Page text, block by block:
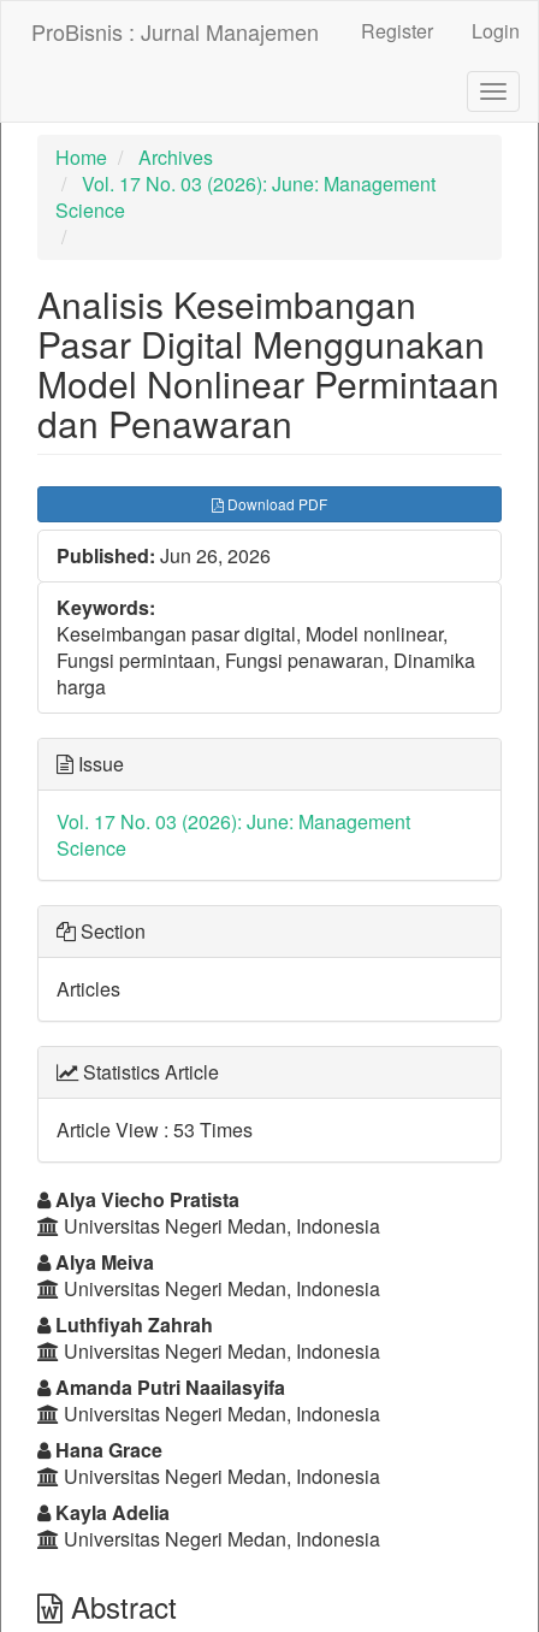
##plugins.themes.bootstrap3.accessible_menu.sidebar##
ProBisnis : Jurnal Manajemen Register Login
Home
Archives
Vol. 17 No. 03 (2026): June: Management
Science
Analisis Keseimbangan
Pasar Digital Menggunakan
Model Nonlinear Permintaan
dan Penawaran
Download PDF
Published: Jun 26, 2026
Keywords:
Keseimbangan pasar digital, Model nonlinear,
Fungsi permintaan, Fungsi penawaran, Dinamika
harga
Issue
Vol. 17 No. 03 (2026): June: Management
Science
Section
Articles
Statistics Article
Article View : 53 Times
Alya Viecho Pratista
Universitas Negeri Medan, Indonesia
Alya Meiva
Universitas Negeri Medan, Indonesia
Luthfiyah Zahrah
Universitas Negeri Medan, Indonesia
Amanda Putri Naailasyifa
Universitas Negeri Medan, Indonesia
Hana Grace
Universitas Negeri Medan, Indonesia
Kayla Adelia
Universitas Negeri Medan, Indonesia
Abstract